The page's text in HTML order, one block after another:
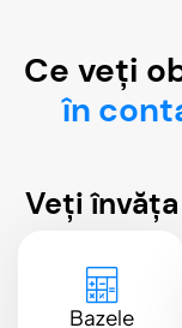
Ce veți
în
Veți învăța
Bazele